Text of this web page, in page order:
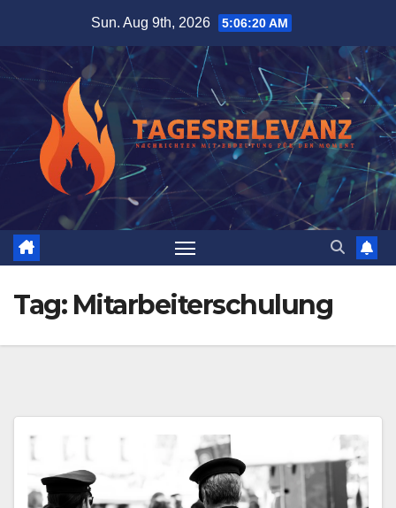
content
Sun. Aug 9th, 2026 5:06:21 AM
Tag: Mitarbeiterschulung